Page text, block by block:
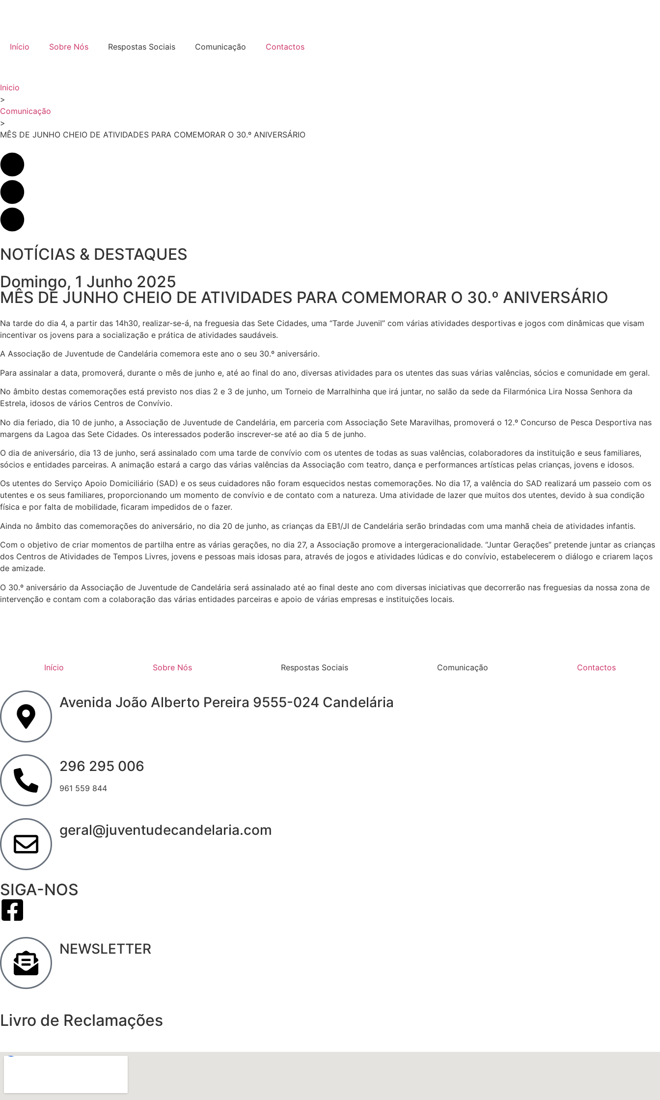
Início Sobre Nós Respostas Sociais Comunicação Contactos
Inicio
>
Comunicação
>
MÊS DE JUNHO CHEIO DE ATIVIDADES PARA COMEMORAR O 30.º ANIVERSÁRIO
NOTÍCIAS & DESTAQUES
Domingo, 1 Junho 2025
MÊS DE JUNHO CHEIO DE ATIVIDADES PARA COMEMORAR O 30.º ANIVERSÁRIO
Na tarde do dia 4, a partir das 14h30, realizar-se-á, na freguesia das Sete Cidades, uma “Tarde Juvenil” com várias atividades desportivas e jogos com dinâmicas que visam
incentivar os jovens para a socialização e prática de atividades saudáveis.
A Associação de Juventude de Candelária comemora este ano o seu 30.º aniversário.
Para assinalar a data, promoverá, durante o mês de junho e, até ao final do ano, diversas atividades para os utentes das suas várias valências, sócios e comunidade em geral.
No âmbito destas comemorações está previsto nos dias 2 e 3 de junho, um Torneio de Marralhinha que irá juntar, no salão da sede da Filarmónica Lira Nossa Senhora da
Estrela, idosos de vários Centros de Convívio.
No dia feriado, dia 10 de junho, a Associação de Juventude de Candelária, em parceria com Associação Sete Maravilhas, promoverá o 12.º Concurso de Pesca Desportiva nas
margens da Lagoa das Sete Cidades. Os interessados poderão inscrever-se até ao dia 5 de junho.
O dia de aniversário, dia 13 de junho, será assinalado com uma tarde de convívio com os utentes de todas as suas valências, colaboradores da instituição e seus familiares,
sócios e entidades parceiras. A animação estará a cargo das várias valências da Associação com teatro, dança e performances artísticas pelas crianças, jovens e idosos.
Os utentes do Serviço Apoio Domiciliário (SAD) e os seus cuidadores não foram esquecidos nestas comemorações. No dia 17, a valência do SAD realizará um passeio com os
utentes e os seus familiares, proporcionando um momento de convívio e de contato com a natureza. Uma atividade de lazer que muitos dos utentes, devido à sua condição
física e por falta de mobilidade, ficaram impedidos de o fazer.
Ainda no âmbito das comemorações do aniversário, no dia 20 de junho, as crianças da EB1/JI de Candelária serão brindadas com uma manhã cheia de atividades infantis.
Com o objetivo de criar momentos de partilha entre as várias gerações, no dia 27, a Associação promove a intergeracionalidade. “Juntar Gerações” pretende juntar as crianças
dos Centros de Atividades de Tempos Livres, jovens e pessoas mais idosas para, através de jogos e atividades lúdicas e do convívio, estabelecerem o diálogo e criarem laços
de amizade.
O 30.º aniversário da Associação de Juventude de Candelária será assinalado até ao final deste ano com diversas iniciativas que decorrerão nas freguesias da nossa zona de
intervenção e contam com a colaboração das várias entidades parceiras e apoio de várias empresas e instituições locais.
Início Sobre Nós Respostas Sociais Comunicação Contactos
Avenida João Alberto Pereira 9555-024 Candelária
296 295 006
961 559 844
geral@juventudecandelaria.com
SIGA-NOS
NEWSLETTER
Livro de Reclamações